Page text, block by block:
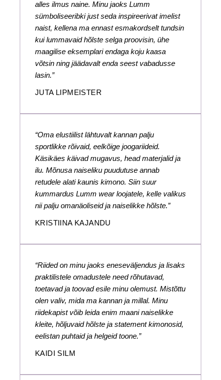
alles ilmus naine. Minu jaoks Lumm
sümboliseeribki just seda inspireerivat imelist
naist, kellena ma ennast esmakordselt tundsin
kui lummavaid hõlste selga proovisin, ühe
maagilise eksemplari endaga koju kaasa
võtsin ning jäädavalt enda seest vabadusse
lasin.”
JUTA LIPMEISTER
“Oma elustiilist lähtuvalt kannan palju
sportlikke rõivaid, eelkõige joogariideid.
Käsikäes käivad mugavus, head materjalid ja
ilu. Mõnusa naiseliku puudutuse annab
retudele alati kaunis kimono. Siin suur
kummardus Lumm wear loojatele, kelle valikus
nii palju omanäoliseid ja naiselikke hõlste.”
KRISTIINA KAJANDU
“Riided on minu jaoks eneseväljendus ja lisaks
praktilistele omadustele need rõhutavad,
toetavad ja toovad esile minu olemust. Mistõttu
olen valiv, mida ma kannan ja millal. Minu
riidekapist võib leida enim maani naiselikke
kleite, hõljuvaid hõlste ja statement kimonosid,
eelistan puhtaid ja helgeid toone.”
KAIDI SILM